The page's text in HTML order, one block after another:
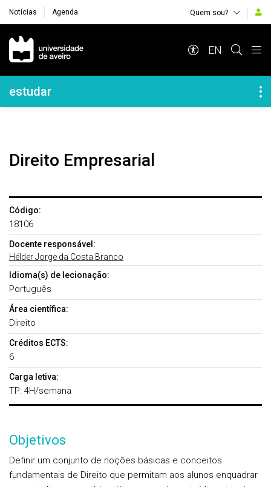
Notícias Agenda Quem sou?
Navegação Principal
EN
Navegação Lateral
estudar
Direito Empresarial
Código:
18106
Docente responsável:
Hélder Jorge da Costa Branco
Idioma(s) de lecionação:
Português
Área científica:
Direito
Créditos ECTS:
6
Carga letiva:
TP: 4H/semana
Objetivos
Definir um conjunto de noções básicas e conceitos
fundamentais de Direito que permitam aos alunos enquadrar